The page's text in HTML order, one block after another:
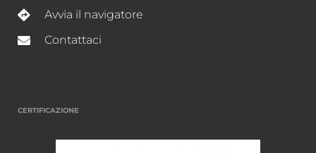
Avvia il navigatore
Contattaci
CERTIFICAZIONE